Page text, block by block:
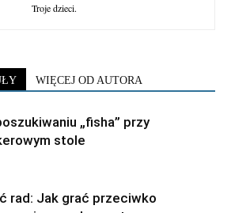
Troje dzieci.
WIĘCEJ OD AUTORA
„fisha” przy
stole
rad: Jak grać przeciwko